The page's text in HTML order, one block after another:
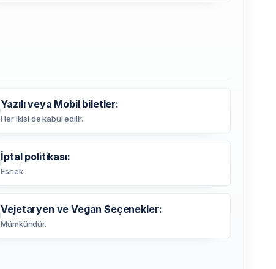
Yazılı veya Mobil biletler:
Her ikisi de kabul edilir.
İptal politikası:
Esnek
Vejetaryen ve Vegan Seçenekler:
Mümkündür.